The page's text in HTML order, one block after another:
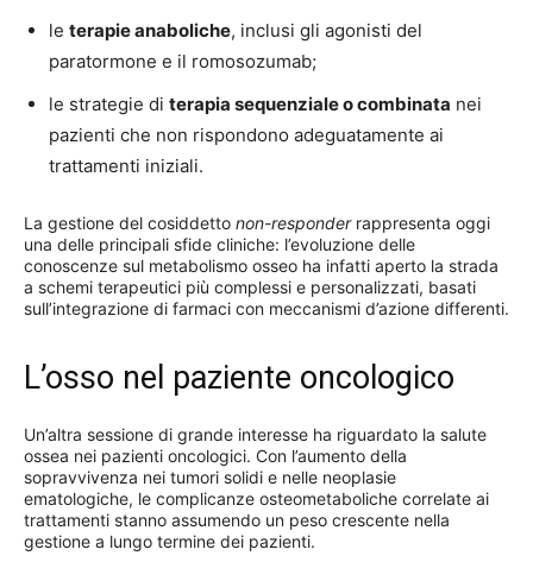
le terapie anaboliche, inclusi gli agonisti del
paratormone e il romosozumab;
le strategie di terapia sequenziale o combinata nei
pazienti che non rispondono adeguatamente ai
trattamenti iniziali.
La gestione del cosiddetto non-responderrappresenta oggi
una delle principali sfide cliniche: l’evoluzione delle
conoscenze sul metabolismo osseo ha infatti aperto la strada
a schemi terapeutici più complessi e personalizzati, basati
sull’integrazione di farmaci con meccanismi d’azione differenti.
L’osso nel paziente oncologico
Un’altra sessione di grande interesse ha riguardato la salute
ossea nei pazienti oncologici. Con l’aumento della
sopravvivenza nei tumori solidi e nelle neoplasie
ematologiche, le complicanze osteometaboliche correlate ai
trattamenti stanno assumendo un peso crescente nella
gestione a lungo termine dei pazienti.